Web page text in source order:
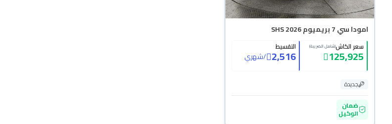
امودا سي 7 بريميوم SHS 2026
سعر الكاش(شامل الضريبة)
125,925
التقسيط
2,516
/شهري
جديدة
ضمان
الوكيل